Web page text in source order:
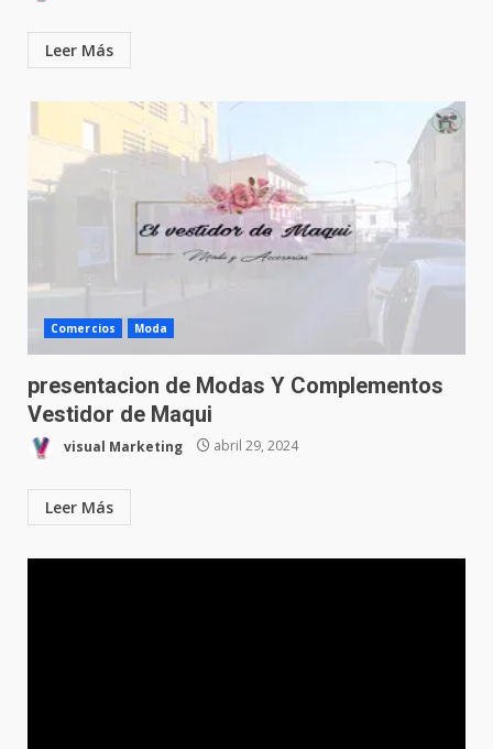
Leer Más
Comercios Moda
presentacion de Modas Y Complementos
Vestidor de Maqui
visual Marketing abril 29, 2024
Leer Más